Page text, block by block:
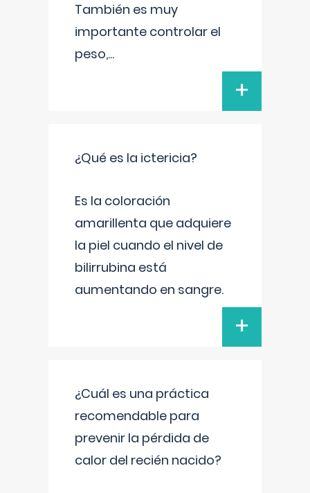
También es muy
importante controlar el
peso,...
+
¿Qué es la ictericia?
Es la coloración
amarillenta que adquiere
la piel cuando el nivel de
bilirrubina está
aumentando en sangre.
+
¿Cuál es una práctica
recomendable para
prevenir la pérdida de
calor del recién nacido?